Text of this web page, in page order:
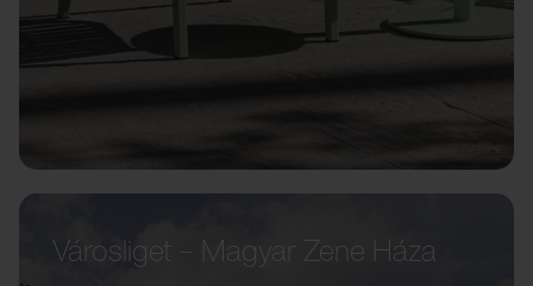
Városliget – Magyar Zene Háza